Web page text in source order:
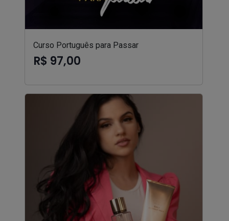
Curso Português para Passar
R$ 97,00